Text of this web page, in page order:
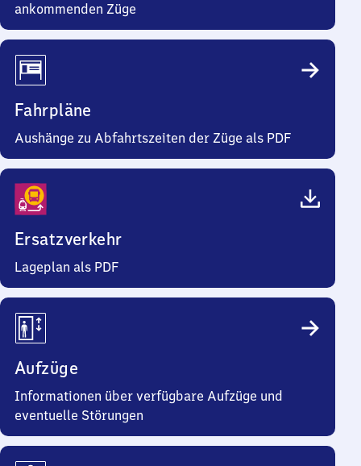
ankommenden Züge
Fahrpläne
Aushänge zu Abfahrtszeiten der Züge als PDF
Ersatzverkehr
Lageplan als PDF
Aufzüge
Informationen über verfügbare Aufzüge und
eventuelle Störungen